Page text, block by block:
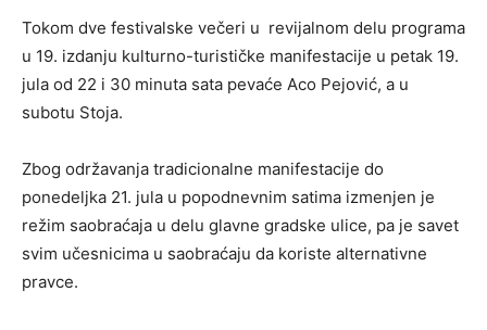
Tokom dve festivalske večeri u revijalnom delu programa
u 19. izdanju kulturno-turističke manifestacije u petak 19.
jula od 22 i 30 minuta sata pevaće Aco Pejović, a u
subotu Stoja.
Zbog održavanja tradicionalne manifestacije do
ponedeljka 21. jula u popodnevnim satima izmenjen je
režim saobraćaja u delu glavne gradske ulice, pa je savet
svim učesnicima u saobraćaju da koriste alternativne
pravce.